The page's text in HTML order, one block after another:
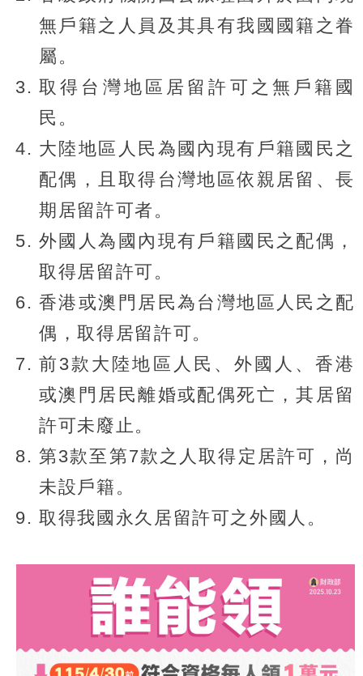
無戶籍之人員及其具有我國國籍之眷
屬。
取得台灣地區居留許可之無戶籍國
民。
大陸地區人民為國內現有戶籍國民之
配偶，且取得台灣地區依親居留、長
期居留許可者。
外國人為國內現有戶籍國民之配偶，
取得居留許可。
香港或澳門居民為台灣地區人民之配
偶，取得居留許可。
前3款大陸地區人民、外國人、香港
或澳門居民離婚或配偶死亡，其居留
許可未廢止。
第3款至第7款之人取得定居許可，尚
未設戶籍。
取得我國永久居留許可之外國人。